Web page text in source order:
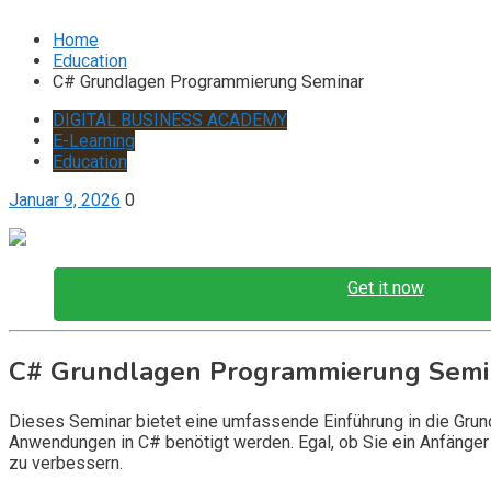
Home
Education
C# Grundlagen Programmierung Seminar
DIGITAL BUSINESS ACADEMY
E-Learning
Education
Januar 9, 2026 0
Get it now
C# Grundlagen Programmierung
Dieses Seminar bietet eine umfassende Einführung in die
Anwendungen in C# benötigt werden. Egal, ob Sie ein
zu verbessern.